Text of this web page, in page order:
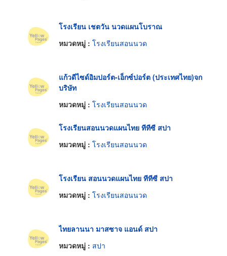
โรงเรียน เชตวัน นวดแผนโบราณ
หมวดหมู่ : โรงเรียนสอนนวด
แก้วดีไซด์อิมปอร์ต-เอ็กซ์ปอร์ต (ประเทศไทย)จก
บริษัท
หมวดหมู่ : โรงเรียนสอนนวด
โรงเรียนสอนนวดแผนไทย ทีทีซี สปา
หมวดหมู่ : โรงเรียนสอนนวด
โรงเรียน สอนนวดแผนไทย ทีทีซี สปา
หมวดหมู่ : โรงเรียนสอนนวด
ไทยลานนา มาสซาจ แอนด์ สปา
หมวดหมู่ : สปา